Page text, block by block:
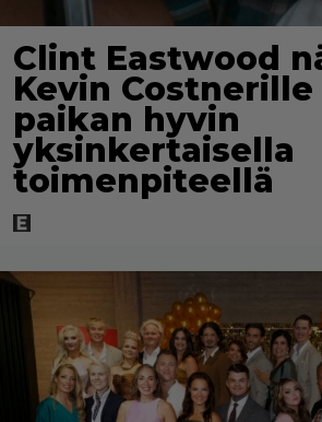
Clint Eastwood
Kevin
paikan hyvin
yksinkertaisella
toimenpiteellä